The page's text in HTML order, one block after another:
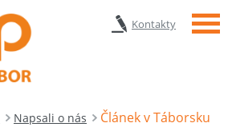
Kontakty Menu
Napsali o nás
Článek v Táborsku